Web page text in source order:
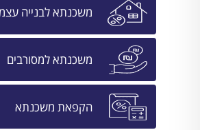
משכנתא לבנייה
משכנתא למסורבים
הקפאת משכנתא